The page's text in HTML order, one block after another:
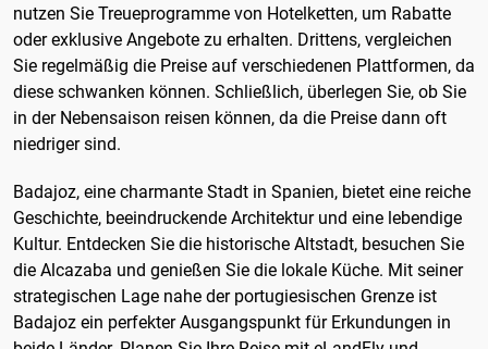
nutzen Sie Treueprogramme von Hotelketten, um Rabatte
oder exklusive Angebote zu erhalten. Drittens, vergleichen
Sie regelmäßig die Preise auf verschiedenen Plattformen, da
diese schwanken können. Schließlich, überlegen Sie, ob Sie
in der Nebensaison reisen können, da die Preise dann oft
niedriger sind.
Badajoz, eine charmante Stadt in Spanien, bietet eine reiche
Geschichte, beeindruckende Architektur und eine lebendige
Kultur. Entdecken Sie die historische Altstadt, besuchen Sie
die Alcazaba und genießen Sie die lokale Küche. Mit seiner
strategischen Lage nahe der portugiesischen Grenze ist
Badajoz ein perfekter Ausgangspunkt für Erkundungen in